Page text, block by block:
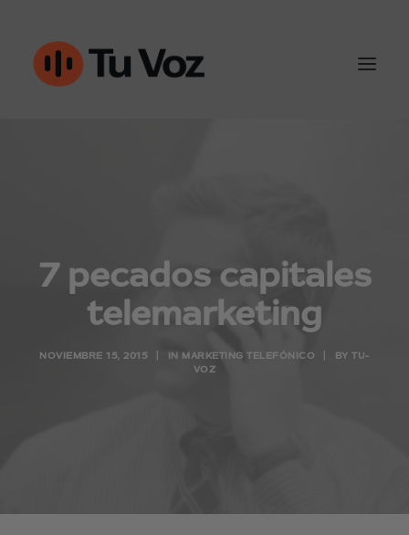
IA & Automatización
Conoce Tu-Voz
Contacto
7 pecados capitales
telemarketing
NOVIEMBRE 15, 2015 IN MARKETING TELEFÓNICO BYTU-
VOZ